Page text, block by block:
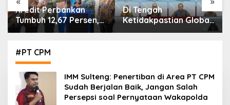
Di Tengah
Ketidakpastian Global,
OJK Pastikan
Keuangan Tetap
Terjaga
IHSG Menguat, Jumlah
Investor Pasar Modal
Tembus 30 Juta per
#PT CPM
IMM Sulteng: Penertiban di Area PT CPM
Sudah Berjalan Baik, Jangan Salah
Persepsi soal Pernyataan Wakapolda